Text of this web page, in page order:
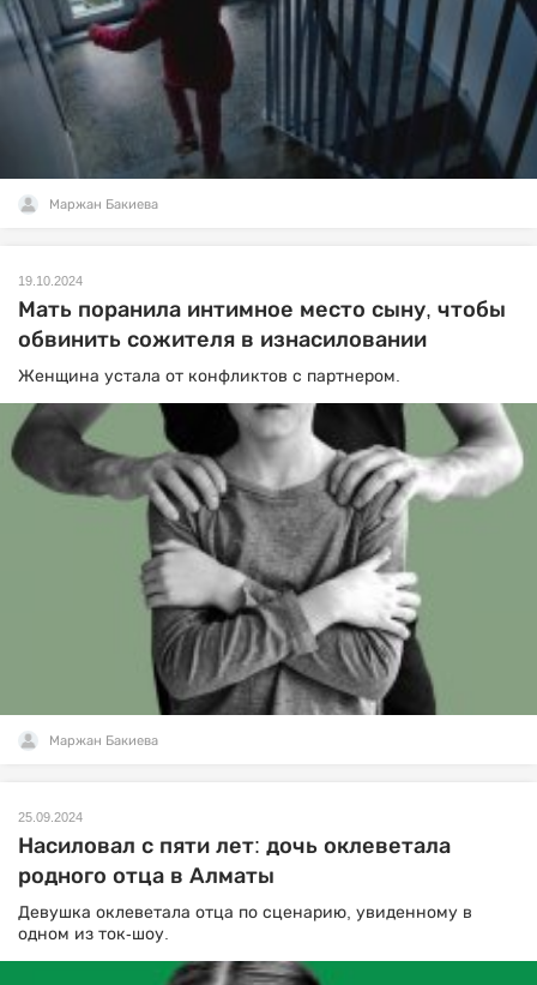
Маржан Бакиева
19.10.2024
Мать поранила интимное место сыну, чтобы
обвинить сожителя в изнасиловании
Женщина устала от конфликтов с партнером.
Маржан Бакиева
25.09.2024
Насиловал с пяти лет: дочь оклеветала
родного отца в Алматы
Девушка оклеветала отца по сценарию, увиденному в
одном из ток-шоу.